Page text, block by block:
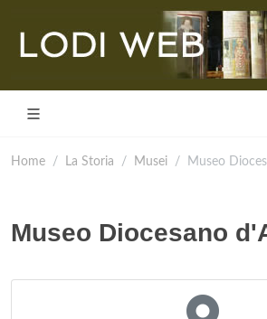
Home La Storia Musei Museo
Museo Diocesano